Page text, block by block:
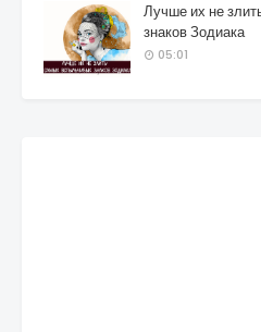
Лучше их не
знаков Зодиака
05:01